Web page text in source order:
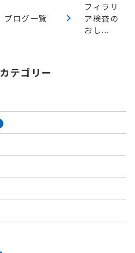
ブログ一覧
フィラリ
ア検査の
おし...
カテゴリー